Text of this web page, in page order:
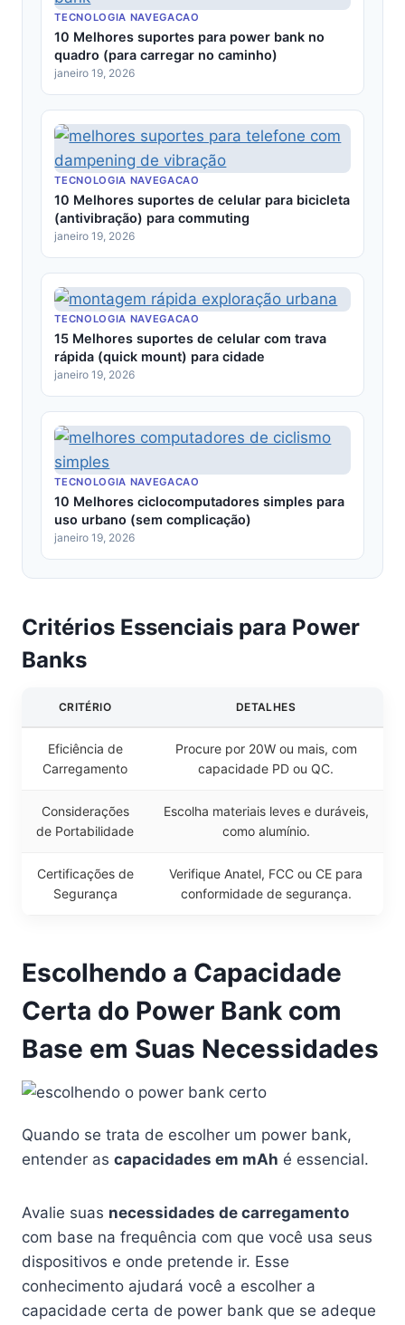
TECNOLOGIA NAVEGACAO
10 Melhores suportes para power bank no
quadro (para carregar no caminho)
janeiro 19, 2026
TECNOLOGIA NAVEGACAO
10 Melhores suportes de celular para bicicleta
(antivibração) para commuting
janeiro 19, 2026
TECNOLOGIA NAVEGACAO
15 Melhores suportes de celular com trava
rápida (quick mount) para cidade
janeiro 19, 2026
TECNOLOGIA NAVEGACAO
10 Melhores ciclocomputadores simples para
uso urbano (sem complicação)
janeiro 19, 2026
Critérios Essenciais para Power
Banks
CRITÉRIO DETALHES
Eficiência de
Carregamento
Procure por 20W ou mais, com
capacidade PD ou QC.
Considerações
de Portabilidade
Escolha materiais leves e duráveis,
como alumínio.
Certificações de
Segurança
Verifique Anatel, FCC ou CE para
conformidade de segurança.
Escolhendo a Capacidade
Certa do Power Bank com
Base em Suas Necessidades
Quando se trata de escolher um power bank,
entender as capacidades em mAh é essencial.
Avalie suas necessidades de carregamento
com base na frequência com que você usa seus
dispositivos e onde pretende ir. Esse
conhecimento ajudará você a escolher a
capacidade certa de power bank que se adeque